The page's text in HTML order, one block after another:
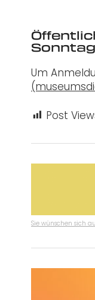
Um
Post
Sie wünschen sich